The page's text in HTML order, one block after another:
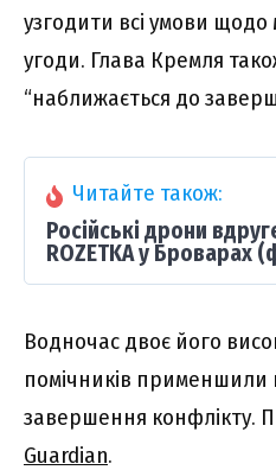
узгодити всі умови
угоди. Глава Кремля
“наближається до
Читайте також:
Російські дрони
ROZETKA у Броварах
Водночас двоє його
помічників применшили
завершення конфлікту.
Guardian.